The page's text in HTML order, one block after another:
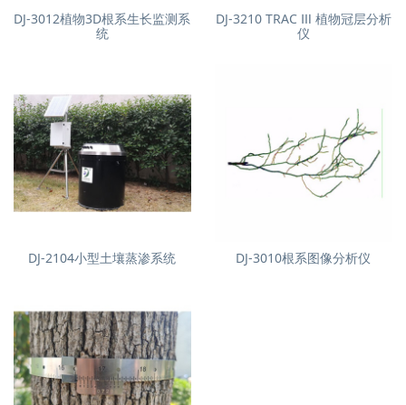
DJ-3012植物3D根系生长监测系
统
DJ-3210 TRAC Ⅲ 植物冠层分析
仪
DJ-2104小型土壤蒸渗系统 DJ-3010根系图像分析仪